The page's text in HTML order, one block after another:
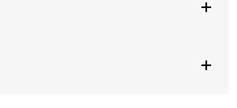
Include batteria